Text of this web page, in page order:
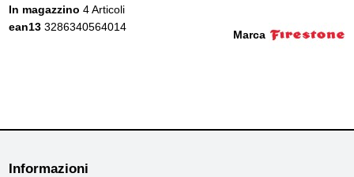
Marca
In magazzino 4 Articoli
ean13 3286340564014
Informazioni